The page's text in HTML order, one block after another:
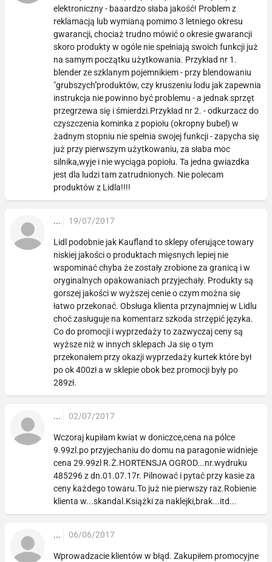
elektroniczny - baaardzo słaba jakość! Problem z
reklamacją lub wymianą pomimo 3 letniego okresu
gwarancji, chociaż trudno mówić o okresie gwarancji
skoro produkty w ogóle nie spełniają swoich funkcji już
na samym początku użytkowania. Przykład nr 1.
blender ze szklanym pojemnikiem - przy blendowaniu
"grubszych''produktów, czy kruszeniu lodu jak zapewnia
instrukcja nie powinno być problemu - a jednak sprzęt
przegrzewa się i śmierdzi.Przykład nr 2. - odkurzacz do
czyszczenia kominka z popiołu (okropny bubel) w
żadnym stopniu nie spełnia swojej funkcji - zapycha się
już przy pierwszym użytkowaniu, za słaba moc
silnika,wyje i nie wyciąga popiołu. Ta jedna gwiazdka
jest dla ludzi tam zatrudnionych. Nie polecam
produktów z Lidla!!!!
... 19/07/2017
Lidl podobnie jak Kaufland to sklepy oferujące towary
niskiej jakości o produktach mięsnych lepiej nie
wspominać chyba że zostały zrobione za granicą i w
oryginalnych opakowaniach przyjechały. Produkty są
gorszej jakości w wyższej cenie o czym można się
łatwo przekonać. Obsługa klienta przynajmniej w Lidlu
choć zasługuje na komentarz szkoda strzępić języka.
Co do promocji i wyprzedaży to zazwyczaj ceny są
wyższe niż w innych sklepach Ja się o tym
przekonałem przy okazji wyprzedaży kurtek które był
po ok 400zł a w sklepie obok bez promocji były po
289zł.
... 02/07/2017
Wczoraj kupiłam kwiat w doniczce,cena na pólce
9.99zl.po przyjechaniu do domu na paragonie widnieje
cena 29.99zl R.Ż.HORTENSJA OGROD...nr.wydruku
485296 z dn.01.07.17r. Pilnować i pytać przy kasie za
ceny każdego towaru.To już nie pierwszy raz.Robienie
klienta w...skandal.Książki za naklejki,brak...itd...
... 06/06/2017
Wprowadzacie klientów w błąd. Zakupiłem promocyjne